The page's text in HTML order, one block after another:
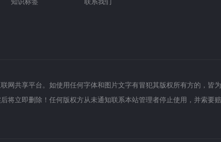
网共享平台。如使用任何字体和图片文字有冒犯其版权所有方的，皆
将立即删除！任何版权方从未通知联系本站管理者停止使用，并索要